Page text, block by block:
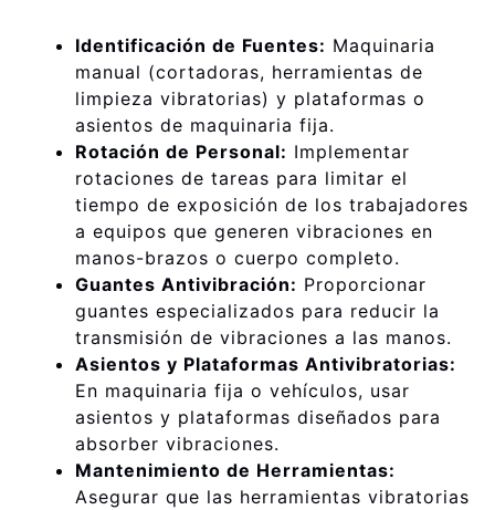
Identificación de Fuentes: Maquinaria
manual (cortadoras, herramientas de
limpieza vibratorias) y plataformas o
asientos de maquinaria fija.
Rotación de Personal: Implementar
rotaciones de tareas para limitar el
tiempo de exposición de los trabajadores
a equipos que generen vibraciones en
manos-brazos o cuerpo completo.
Guantes Antivibración: Proporcionar
guantes especializados para reducir la
transmisión de vibraciones a las manos.
Asientos y Plataformas Antivibratorias:
En maquinaria fija o vehículos, usar
asientos y plataformas diseñados para
absorber vibraciones.
Mantenimiento de Herramientas:
Asegurar que las herramientas vibratorias